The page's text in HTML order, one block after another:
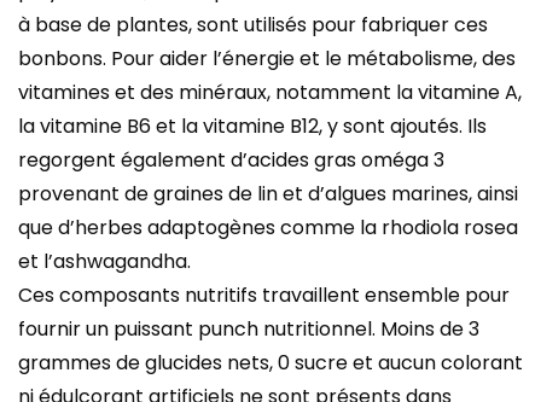
à base de plantes, sont utilisés pour fabriquer ces
bonbons. Pour aider l’énergie et le métabolisme, des
vitamines et des minéraux, notamment la vitamine A,
la vitamine B6 et la vitamine B12, y sont ajoutés. Ils
regorgent également d’acides gras oméga 3
provenant de graines de lin et d’algues marines, ainsi
que d’herbes adaptogènes comme la rhodiola rosea
et l’ashwagandha.
Ces composants nutritifs travaillent ensemble pour
fournir un puissant punch nutritionnel. Moins de 3
grammes de glucides nets, 0 sucre et aucun colorant